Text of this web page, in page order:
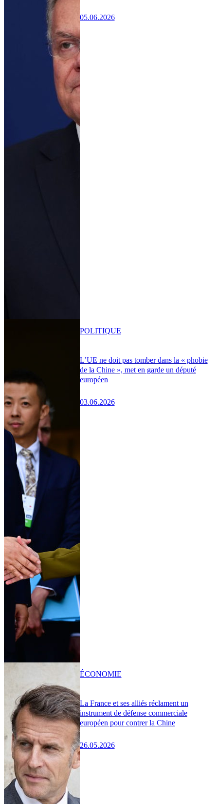
05.06.2026
L’UE ne doit pas tomber dans la « phobie
de la Chine », met en garde un député
européen
03.06.2026
POLITIQUE
La France et ses alliés réclament un
instrument de défense commerciale
européen pour contrer la Chine
26.05.2026
ÉCONOMIE